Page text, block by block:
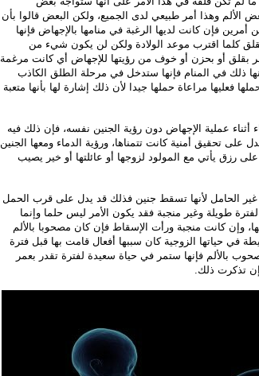
الألم وهذا أمر طبيعي لدى الجميع، ولكن البعض قالوا بأن
أمرين فإن كانت لديها الرغبة في منامها بالإجهاض فإنها
كلما اقترب موعد الولادة ولكن لن يكون شيء من
بقلق أو بحزن أو خوف من رؤيتها للإجهاض أي كانت مرغمة
ذلك في المنام فإنها ستدخل في مرحلة الطلق الكاذب
فعليها مراعاة حملها جيدا لأن ذلك إشارة لها بأنها متعبة
أثناء عملية الإجهاض دون رؤية الجنين نفسه، فإن ذلك فيه
على تحقيق أمنية كانت تتمناها، ورؤية الدماء ومعها الجنين
رزق يأتي مع المولود لزوجها أو عائلتها أو خير يصيب
غير الحامل لأنها تسقط جنين فذلك قد يدل على قرب الحمل
طويلة وغير منجبة فقد يكون الأمر ليس حلما وإنما
وإن كانت منجبة ورأت الإسقاط فإن كان مصحوبا بالألم
في حياتها الزوجية كان سببها أفعال قامت بها قبل فترة
بالألم فإنها ستمر في حياة سعيدة لفترة تقدر بعمر
إن تذكرت ذلك.